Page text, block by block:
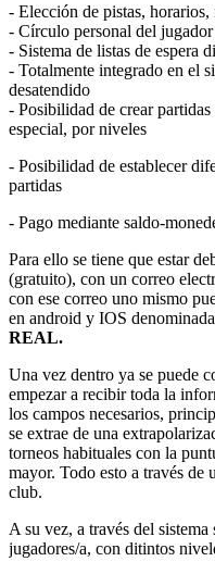
- Elección de pistas,
- Círculo personal del jugador
- Sistema de listas de espera
- Totalmente integrado en el
desatendido
- Posibilidad de crear
especial, por niveles
- Posibilidad de establecer
partidas
- Pago mediante saldo-
Para ello se tiene que estar
(gratuito), con un correo
con ese correo uno mismo
en android y IOS denominada
REAL.
Una vez dentro ya se puede
empezar a recibir toda la
los campos necesarios,
se extrae de una
torneos habituales con la
mayor. Todo esto a través de
club.
A su vez, a través del
jugadores/a, con ditintos